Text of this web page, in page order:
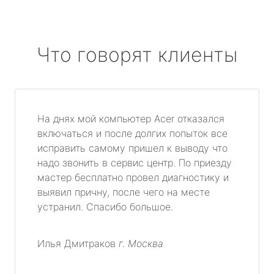
Что говорят клиенты
На днях мой компьютер Acer отказался
включаться и после долгих попыток все
исправить самому пришел к выводу что
надо звонить в сервис центр. По приезду
мастер бесплатно провел диагностику и
выявил причну, после чего на месте
устранил. Спасибо большое.
Илья Дмитраков г. Москва